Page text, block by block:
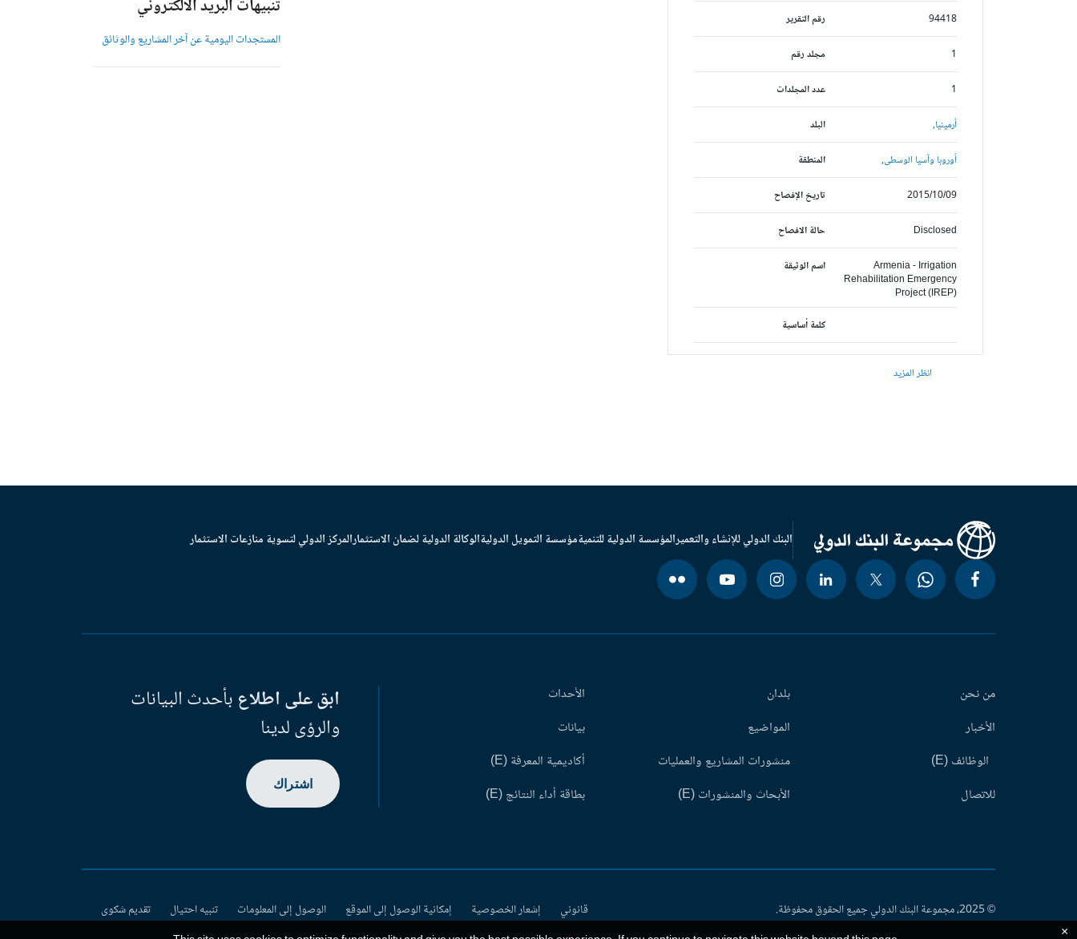
رقم التقرير 94418
مجلد رقم 1
عدد المجلدات 1
البلد أرمينيا,
المنطقة أوروبا وآسيا الوسطى,
تاريخ الإفصاح 2015/10/09
حالة الافصاح Disclosed
اسم الوثيقة
Armenia - Irrigation
Rehabilitation Emergency
Project (IREP)
كلمة أساسية
انظر المزيد
تنبيهات البريد الالكتروني
المستجدات اليومية عن آخر المشاريع والوثائق
البنك الدولي للإنشاء والتعميرالمؤسسة الدولية للتنميةمؤسسة التمويل الدوليةالوكالة الدولية لضمان الاستثمارالمركز الدولي لتسوية منازعات الاستثمار
من نحن
الأخبار
الوظائف (E)
للاتصال
بلدان
المواضيع
منشورات المشاريع والعمليات
الأبحاث والمنشورات (E)
الأحداث
بيانات
أكاديمية المعرفة (E)
بطاقة أداء النتائج (E)
ابق على اطلاعبأحدث البيانات
والرؤى لدينا
اشتراك
© 2025، مجموعة البنك الدولي جميع الحقوق محفوظة. قانوني إشعار الخصوصية إمكانية الوصول إلى الموقع الوصول إلى المعلومات تنبيه احتيال
تقديم شكوى
×